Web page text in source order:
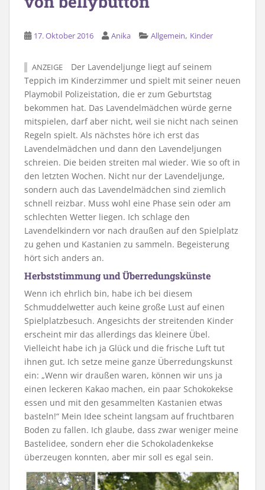
17. Oktober 2016 Anika Allgemein, Kinder
ANZEIGE
Der Lavendeljunge liegt auf seinem
Teppich im Kinderzimmer und spielt mit seiner neuen
Playmobil Polizeistation, die er zum Geburtstag
bekommen hat. Das Lavendelmädchen würde gerne
mitspielen, darf aber nicht, weil sie nicht nach seinen
Regeln spielt. Als nächstes höre ich erst das
Lavendelmädchen und dann den Lavendeljungen
schreien. Die beiden streiten mal wieder. Wie so oft in
den letzten Wochen. Nicht nur der Lavendeljunge,
sondern auch das Lavendelmädchen sind ziemlich
schnell reizbar. Muss wohl eine Phase sein oder am
schlechten Wetter liegen. Ich schlage den
Lavendelkindern vor nach draußen auf den Spielplatz
zu gehen und Kastanien zu sammeln. Begeisterung
hört sich anders an.
Herbststimmung und Überredungskünste
Wenn ich ehrlich bin, habe ich bei diesem
Schmuddelwetter auch keine große Lust auf einen
Spielplatzbesuch. Angesichts der streitenden Kinder
erscheint mir das allerdings das kleinere Übel.
Vielleicht habe ich ja Glück und die frische Luft tut
ihnen gut. Ich setze meine ganze Überredungskunst
ein: „Wenn wir draußen waren, können wir uns ja
einen leckeren Kakao machen, ein paar Schokokekse
essen und mit den gesammelten Kastanien etwas
basteln!“ Mein Idee scheint langsam auf fruchtbaren
Boden zu fallen. Ich glaube, dass zwar weniger meine
Bastelidee, sondern eher die Schokoladenkekse
überzeugen konnten, aber mir soll es egal sein.